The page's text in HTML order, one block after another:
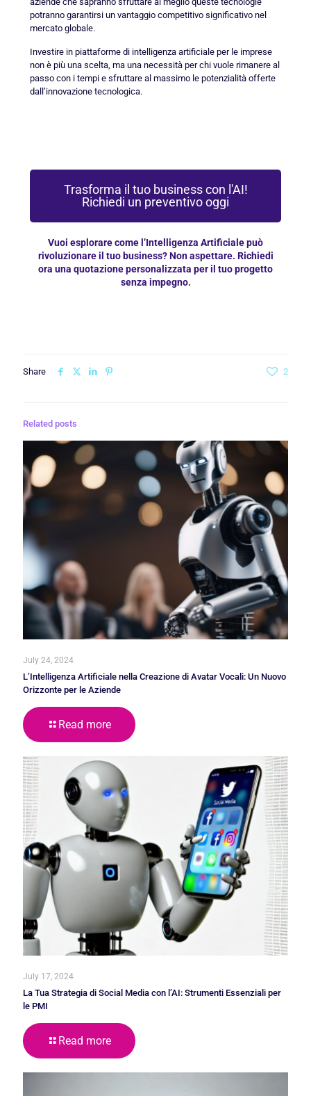
potranno garantirsi un vantaggio competitivo significativo nel
mercato globale.
Investire in piattaforme di intelligenza artificiale per le imprese
non è più una scelta, ma una necessità per chi vuole rimanere al
passo con i tempi e sfruttare al massimo le potenzialità offerte
dall’innovazione tecnologica.
Trasforma il tuo business con l'AI!
Richiedi un preventivo oggi
Vuoi esplorare come l’Intelligenza Artificiale può
rivoluzionare il tuo business? Non aspettare. Richiedi
ora una quotazione personalizzata per il tuo progetto
senza impegno.
Share 2
Related posts
July 24, 2024
L’Intelligenza Artificiale nella Creazione di Avatar Vocali: Un Nuovo
Orizzonte per le Aziende
Read more
July 17, 2024
La Tua Strategia di Social Media con l’AI: Strumenti Essenziali per
le PMI
Read more